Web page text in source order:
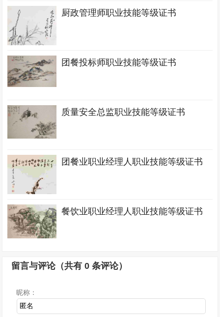
厨政管理师职业技能等级证书
团餐投标师职业技能等级证书
质量安全总监职业技能等级证书
团餐业职业经理人职业技能等级证书
餐饮业职业经理人职业技能等级证书
留言与评论（共有0 条评论）
昵称：